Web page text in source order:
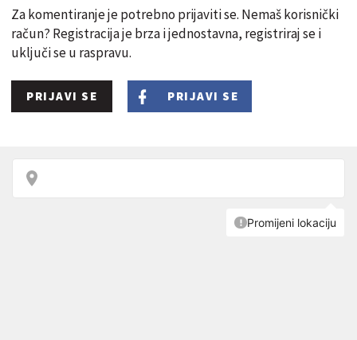
Za komentiranje je potrebno prijaviti se. Nemaš korisnički
račun? Registracija je brza i jednostavna, registriraj se i
uključi se u raspravu.
PRIJAVI SE PRIJAVI SE